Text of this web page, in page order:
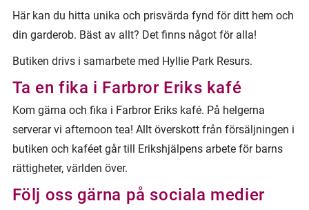
Här kan du hitta unika och prisvärda fynd för ditt hem och
din garderob. Bäst av allt? Det finns något för alla!
Butiken drivs i samarbete med Hyllie Park Resurs.
Ta en fika i Farbror Eriks kafé
Kom gärna och fika i Farbror Eriks kafé. På helgerna
serverar vi afternoon tea! Allt överskott från försäljningen i
butiken och kaféet går till Erikshjälpens arbete för barns
rättigheter, världen över.
Följ oss gärna på sociala medier